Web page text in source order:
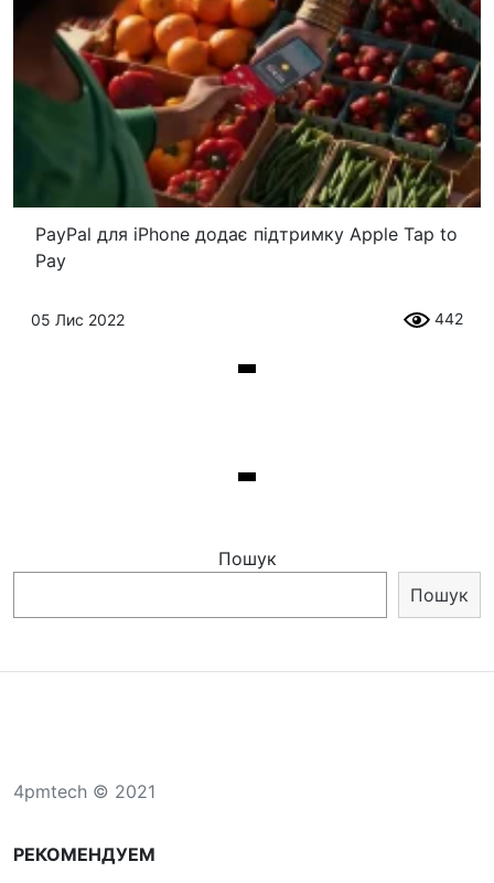
PayPal для iPhone додає підтримку Apple Tap to
Pay
05 Лис 2022 442
Пошук
Пошук
4pmtech © 2021
РЕКОМЕНДУЕМ